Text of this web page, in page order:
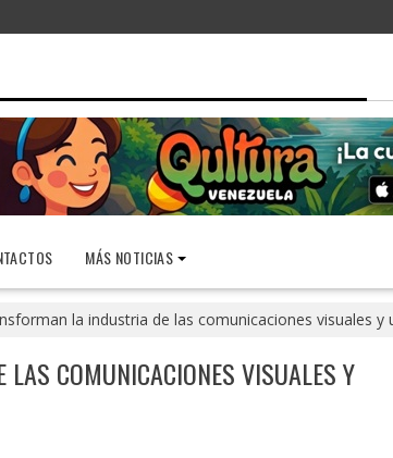
MÁS NOTICIAS
la industria de las comunicaciones visuales y
COMUNICACIONES VISUALES Y